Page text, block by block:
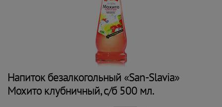
Напиток безалкогольный «San-Slavia»
Мохито клубничный, с/б 500 мл.